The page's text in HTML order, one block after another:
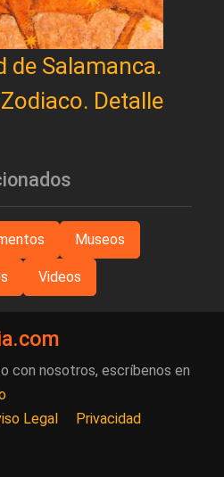
de Salamanca.
Detalle
Museos
Videos
con nosotros, escríbenos en
Legal Privacidad